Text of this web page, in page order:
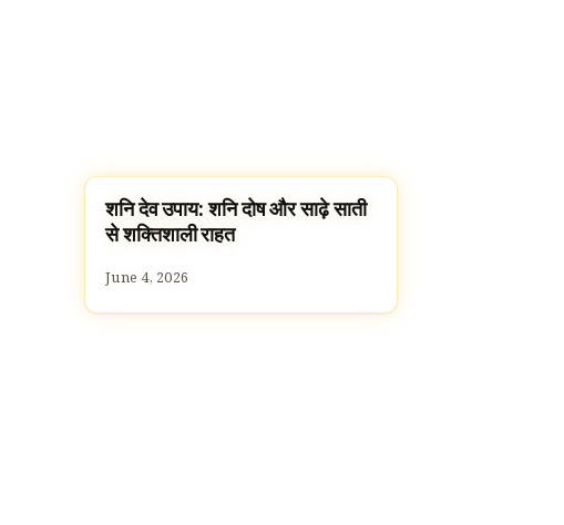
ज्योतिष
शनि देव उपाय: शनि दोष और साढ़े साती
से शक्तिशाली राहत
June 4, 2026